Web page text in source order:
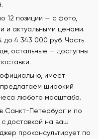
12 позиции — с фото,
и актуальными ценами.
до 4 343 000 руб. Часть
остальные — доступны
имеет
широкий
любого масштаба.
Санкт-Петербург и по
доставкой на ваш
проконсультирует по